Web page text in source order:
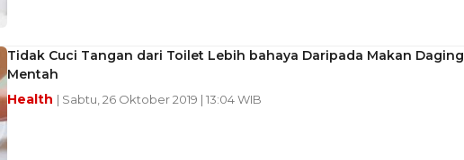
Tidak Cuci Tangan dari Toilet Lebih bahaya Daripada Makan Daging
Mentah
Health | Sabtu, 26 Oktober 2019 | 13:04 WIB